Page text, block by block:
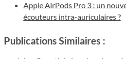
Apple AirPods Pro 3 : un
écouteurs intra-auriculaires ?
Publications Similaires :